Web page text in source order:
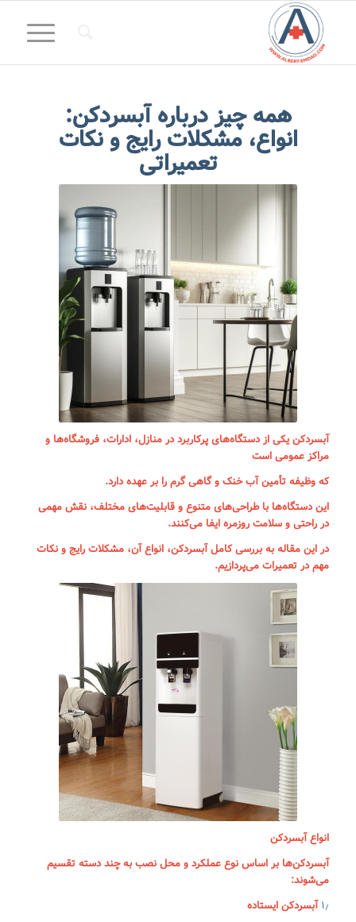
همه چیز درباره آبسردکن:
انواع، مشکلات رایج و نکات
تعمیراتی
آبسردکن یکی از دستگاه‌های پرکاربرد در منازل، ادارات، فروشگاه‌ها و
مراکز عمومی است
که وظیفه تأمین آب خنک و گاهی گرم را بر عهده دارد.
این دستگاه‌ها با طراحی‌های متنوع و قابلیت‌های مختلف، نقش مهمی
در راحتی و سلامت روزمره ایفا می‌کنند.
در این مقاله به بررسی کامل آبسردکن، انواع آن، مشکلات رایج و نکات
مهم در تعمیرات می‌پردازیم.
انواع آبسردکن
آبسردکن‌ها بر اساس نوع عملکرد و محل نصب به چند دسته تقسیم
می‌شوند:
۱٫ آبسردکن ایستاده